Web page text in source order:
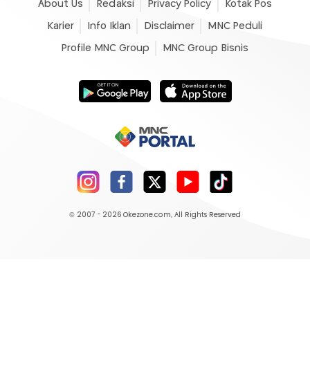
About Us Redaksi Privacy Policy Kotak Pos
Karier Info Iklan Disclaimer MNC Peduli
Profile MNC Group MNC Group Bisnis
© 2007 - 2026 Okezone.com, All Rights Reserved